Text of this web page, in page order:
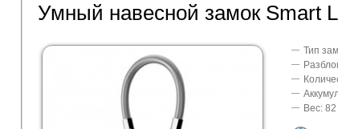
Умный навесной замок Smart
Тип
Вес: 82